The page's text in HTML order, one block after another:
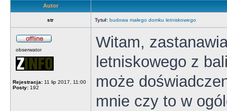
Autor
str Tytuł: budowa małego domku letniskowego
obserwator
Rejestracja: 11 lip 2017, 11:00
Posty: 192
Witam,
letniskowego z
może
mnie czy to w